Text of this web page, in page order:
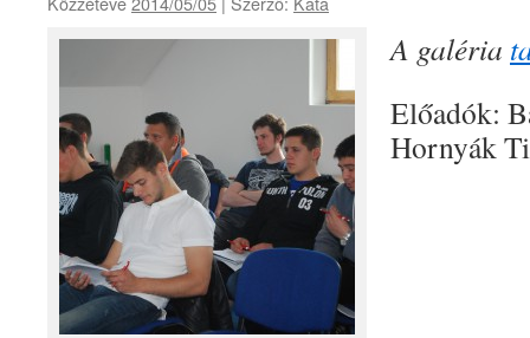
A galéria
Előadók:
Hornyák